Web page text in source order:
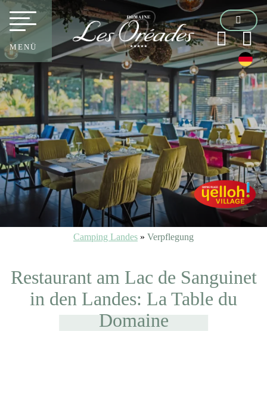
MENÜ
Camping Landes » Verpflegung
Restaurant am Lac de Sanguinet
in den Landes: La Table du
Domaine